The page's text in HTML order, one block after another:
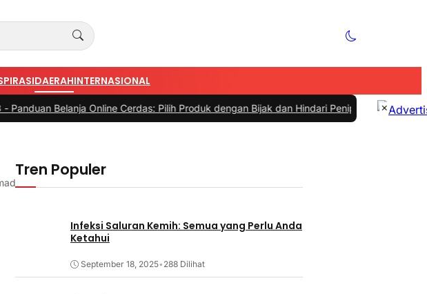
DAERAHINTERNASIONAL
Online Cerdas: Pilih Produk dengan Bijak dan Hindari Penipuan|#4 - Tips Memilih Sepatu
Tren Populer
Infeksi Saluran Kemih: Semua yang Perlu Anda
Ketahui
September 18, 2025• 288 Dilihat
×